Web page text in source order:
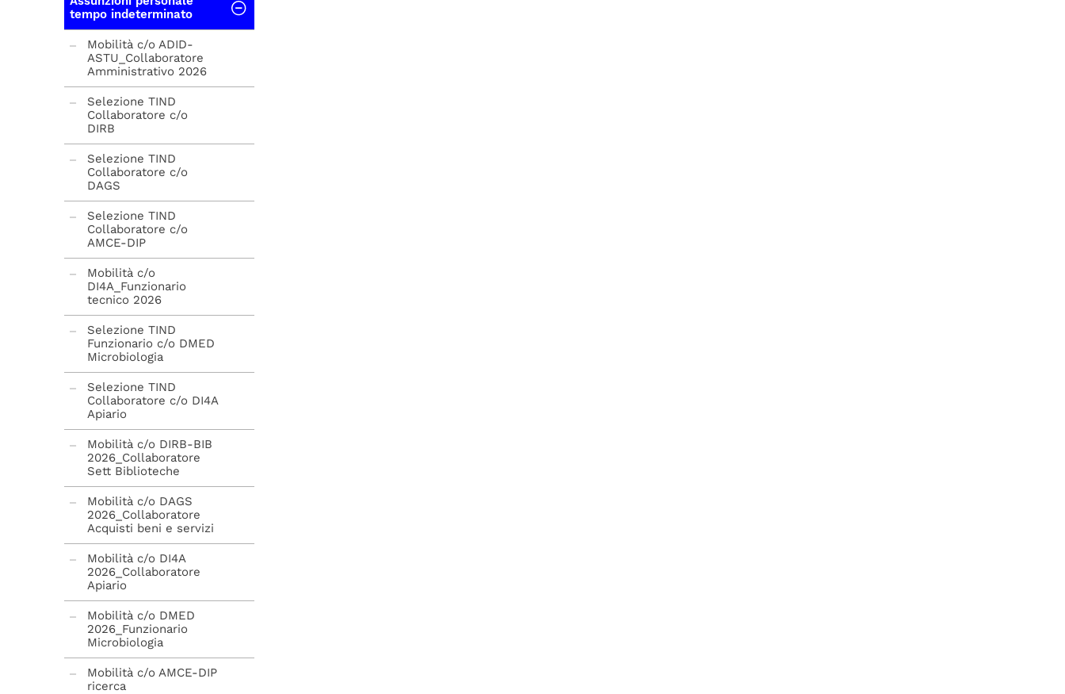
di Milano - Bicocca
Università degli Studi
di Milano - Bicocca
Università di Padova
Università degli Studi
di Milano
Sapienza Università di
Roma
Università di Trento
Università degli Studi
della Campania "Luigi
Vanvitelli"
tempo indeterminato
Mobilità c/o ADID-
ASTU_Collaboratore
Amministrativo 2026
Selezione TIND
Collaboratore c/o
DIRB
Selezione TIND
Collaboratore c/o
DAGS
Selezione TIND
Collaboratore c/o
AMCE-DIP
Mobilità c/o
DI4A_Funzionario
tecnico 2026
Selezione TIND
Funzionario c/o DMED
Microbiologia
Selezione TIND
Collaboratore c/o DI4A
Apiario
Mobilità c/o DIRB-BIB
2026_Collaboratore
Sett Biblioteche
Mobilità c/o DAGS
2026_Collaboratore
Acquisti beni e servizi
Mobilità c/o DI4A
2026_Collaboratore
Apiario
Mobilità c/o DMED
2026_Funzionario
Microbiologia
Mobilità c/o AMCE-DIP
ricerca